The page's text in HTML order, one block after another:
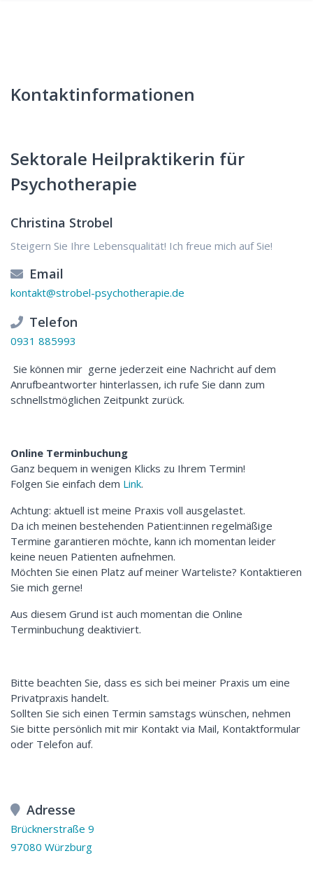
Kontaktinformationen
Sektorale Heilpraktikerin für
Psychotherapie
Christina Strobel
Steigern Sie Ihre Lebensqualität! Ich freue mich auf Sie!
Email
kontakt@strobel-psychotherapie.de
Telefon
0931 885993
Sie können mir gerne jederzeit eine Nachricht auf dem
Anrufbeantworter hinterlassen, ich rufe Sie dann zum
schnellstmöglichen Zeitpunkt zurück.
Online Terminbuchung
Ganz bequem in wenigen Klicks zu Ihrem Termin!
Folgen Sie einfach dem Link.
Achtung: aktuell ist meine Praxis voll ausgelastet.
Da ich meinen bestehenden Patient:innen regelmäßige
Termine garantieren möchte, kann ich momentan leider
keine neuen Patienten aufnehmen.
Möchten Sie einen Platz auf meiner Warteliste? Kontaktieren
Sie mich gerne!
Aus diesem Grund ist auch momentan die Online
Terminbuchung deaktiviert.
Bitte beachten Sie, dass es sich bei meiner Praxis um eine
Privatpraxis handelt.
Sollten Sie sich einen Termin samstags wünschen, nehmen
Sie bitte persönlich mit mir Kontakt via Mail, Kontaktformular
oder Telefon auf.
Adresse
Brücknerstraße 9
97080 Würzburg